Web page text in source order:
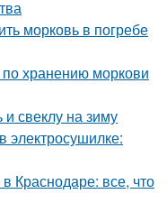
морковь в погребе
хранению моркови
свеклу на зиму
электросушилке:
Краснодаре: все, что